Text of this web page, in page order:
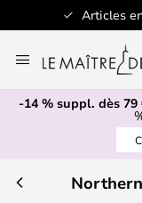
Articles
au
contenu
-14 % suppl. dès 79